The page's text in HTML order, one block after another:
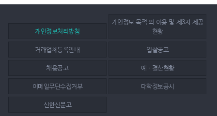
개인정보처리방침
개인정보 목적 외 이용 및 제3자 제공
현황
거래업체등록안내 입찰공고
채용공고 예ㆍ결산현황
이메일무단수집거부 대학정보공시
신한신문고